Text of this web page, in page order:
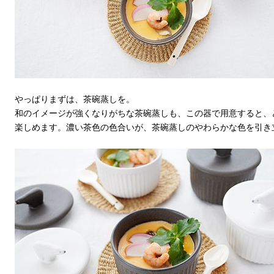
やっぱりまずは、茶碗蒸しを。
和のイメージが強くなりがちな茶碗蒸しも、この器で用意すると
楽しめます。濃い茶色の色合いが、茶碗蒸しのやわらかな色を引